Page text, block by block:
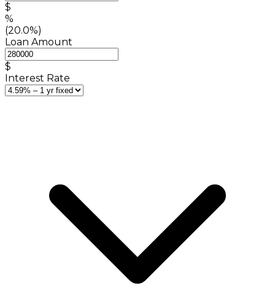
$
%
(20.0%)
Loan Amount
$
Interest Rate